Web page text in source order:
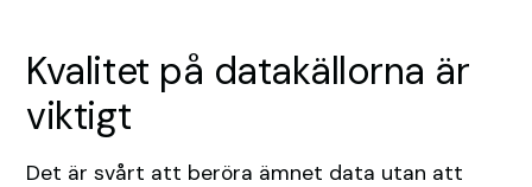
Kvalitet på datakällorna är
viktigt
Det är svårt att beröra ämnet data utan att